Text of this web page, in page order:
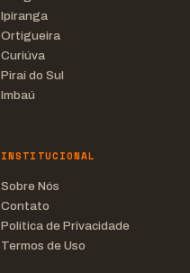
Ipiranga
Ortigueira
Curiúva
Piraí do Sul
Imbaú
INSTITUCIONAL
Sobre Nós
Contato
Política de Privacidade
Termos de Uso